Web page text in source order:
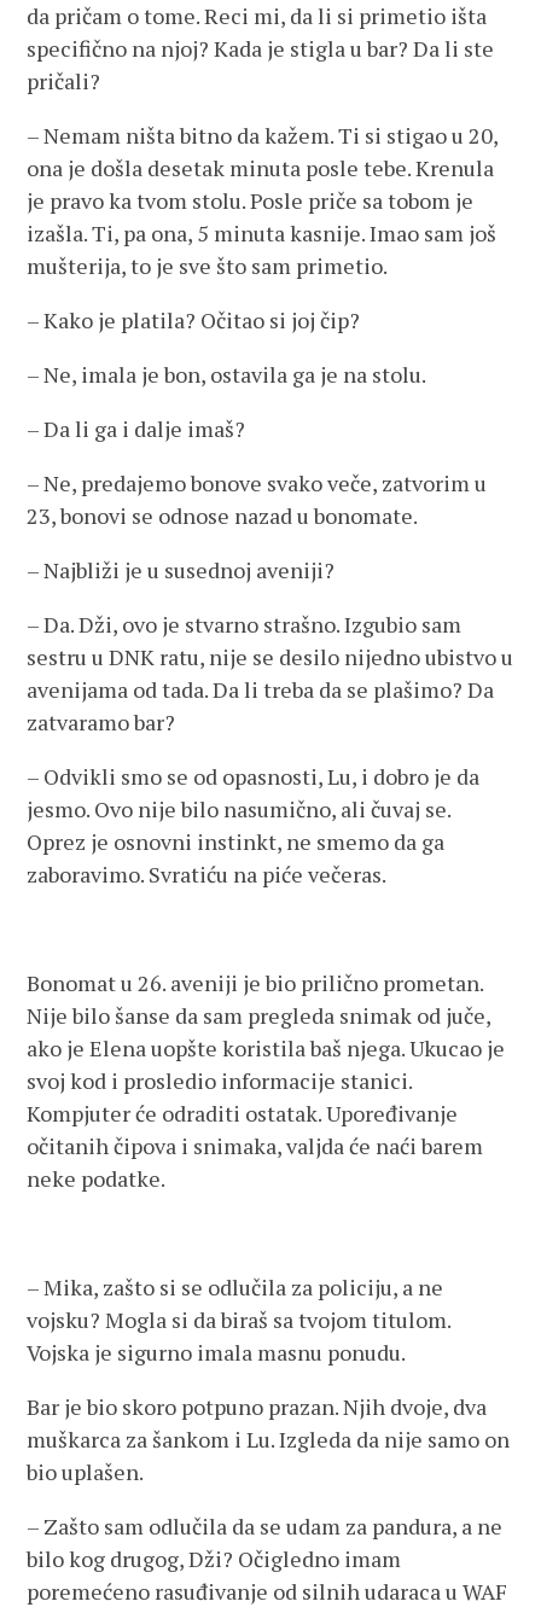
da pričam o tome. Reci mi, da li si primetio išta
specifično na njoj? Kada je stigla u bar? Da li ste
pričali?
– Nemam ništa bitno da kažem. Ti si stigao u 20,
ona je došla desetak minuta posle tebe. Krenula
je pravo ka tvom stolu. Posle priče sa tobom je
izašla. Ti, pa ona, 5 minuta kasnije. Imao sam još
mušterija, to je sve što sam primetio.
– Kako je platila? Očitao si joj čip?
– Ne, imala je bon, ostavila ga je na stolu.
– Da li ga i dalje imaš?
– Ne, predajemo bonove svako veče, zatvorim u
23, bonovi se odnose nazad u bonomate.
– Najbliži je u susednoj aveniji?
– Da. Dži, ovo je stvarno strašno. Izgubio sam
sestru u DNK ratu, nije se desilo nijedno ubistvo u
avenijama od tada. Da li treba da se plašimo? Da
zatvaramo bar?
– Odvikli smo se od opasnosti, Lu, i dobro je da
jesmo. Ovo nije bilo nasumično, ali čuvaj se.
Oprez je osnovni instinkt, ne smemo da ga
zaboravimo. Svratiću na piće večeras.
Bonomat u 26. aveniji je bio prilično prometan.
Nije bilo šanse da sam pregleda snimak od juče,
ako je Elena uopšte koristila baš njega. Ukucao je
svoj kod i prosledio informacije stanici.
Kompjuter će odraditi ostatak. Upoređivanje
očitanih čipova i snimaka, valjda će naći barem
neke podatke.
– Mika, zašto si se odlučila za policiju, a ne
vojsku? Mogla si da biraš sa tvojom titulom.
Vojska je sigurno imala masnu ponudu.
Bar je bio skoro potpuno prazan. Njih dvoje, dva
muškarca za šankom i Lu. Izgleda da nije samo on
bio uplašen.
– Zašto sam odlučila da se udam za pandura, a ne
bilo kog drugog, Dži? Očigledno imam
poremećeno rasuđivanje od silnih udaraca u WAF